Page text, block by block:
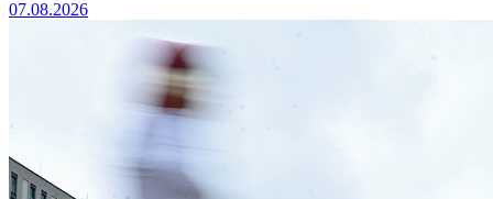
07.08.2026